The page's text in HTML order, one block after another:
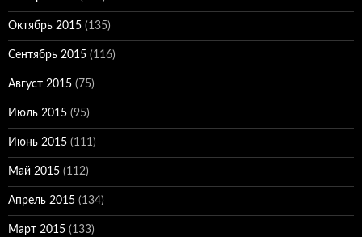
Октябрь 2015 (135)
Сентябрь 2015 (116)
Август 2015 (75)
Июль 2015 (95)
Июнь 2015 (111)
Май 2015 (112)
Апрель 2015 (134)
Март 2015 (133)